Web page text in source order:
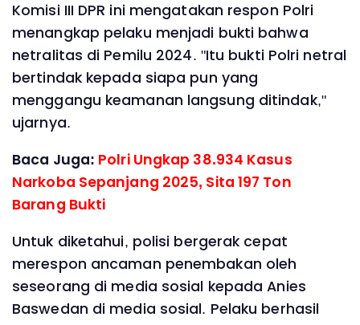
Komisi III DPR ini mengatakan respon Polri
menangkap pelaku menjadi bukti bahwa
netralitas di Pemilu 2024. "Itu bukti Polri netral
bertindak kepada siapa pun yang
menggangu keamanan langsung ditindak,"
ujarnya.
Baca Juga: Polri Ungkap 38.934 Kasus
Narkoba Sepanjang 2025, Sita 197 Ton
Barang Bukti
Untuk diketahui, polisi bergerak cepat
merespon ancaman penembakan oleh
seseorang di media sosial kepada Anies
Baswedan di media sosial. Pelaku berhasil